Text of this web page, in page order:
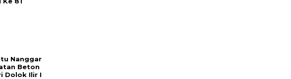
Nanggar
Beton
Dolok Ilir I